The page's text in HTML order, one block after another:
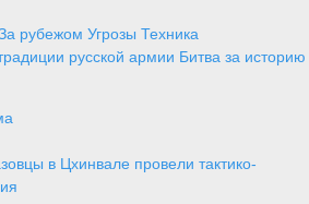
рубежом Угрозы Техника
русской армии Битва за историю
в Цхинвале провели тактико-